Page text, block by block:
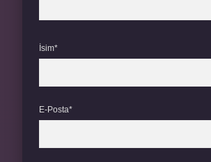
İsim*
E-Posta*